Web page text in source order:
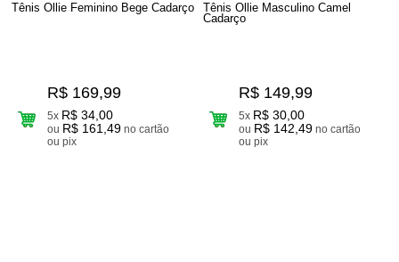
Tênis Ollie Feminino Bege Cadarço
R$ 169,99
5x R$ 34,00
ou R$ 161,49 no cartão
ou pix
Tênis Ollie Masculino Camel
Cadarço
R$ 149,99
5x R$ 30,00
ou R$ 142,49 no cartão
ou pix